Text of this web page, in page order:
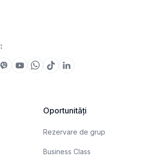
Oportunități
Rezervare de grup
Business Class